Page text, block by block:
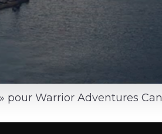
pour Warrior Adventures